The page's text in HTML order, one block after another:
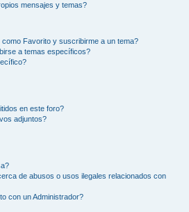
mensajes y temas?
Favorito y suscribirme a un tema?
a temas específicos?
en este foro?
adjuntos?
de abusos o usos ilegales relacionados con
con un Administrador?